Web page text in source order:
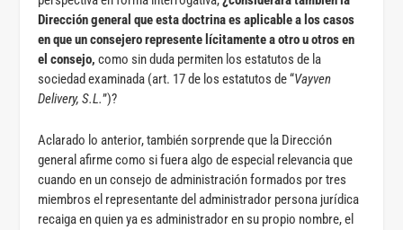
Dirección general que esta doctrina es aplicable a los casos
en que un consejero represente lícitamente a otro u otros en
el consejo, como sin duda permiten los estatutos de la
sociedad examinada (art. 17 de los estatutos de “Vayven
Delivery, S.L.”)?
Aclarado lo anterior, también sorprende que la Dirección
general afirme como si fuera algo de especial relevancia que
cuando en un consejo de administración formados por tres
miembros el representante del administrador persona jurídica
recaiga en quien ya es administrador en su propio nombre, el